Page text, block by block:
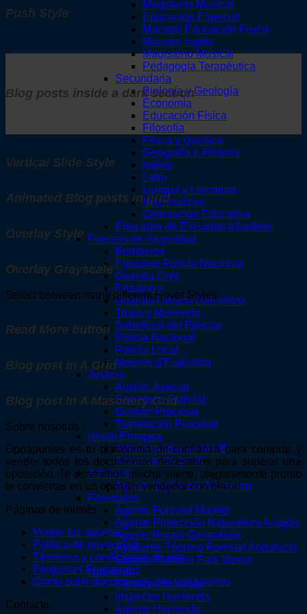
Magisterio Musical
Educación Especial
Maestro Educación Física
Maestro Inglés
Magisterio Musical
Pedagogía Terapéutica
Secundaria
Biología y Geología
Economía
Educación Física
Filosofía
Física y Química
Geografía e Historia
Inglés
Latín
Lengua y Literatura
Matemáticas
Orientación Educativa
Educador de Escuelas Infantiles
Fuerzas de Seguridad
Bomberos
Ejecutivo Policía Nacional
Guardia Civil
Ertzaintza
Guardia Urbana Barcelona
Tropa y Marinería
Suboficial del Ejército
Policía Nacional
Policía Local
Mossos d'Esquadra
Justicia
Auxilio Judicial
Secretario Judicial
Gestión Procesal
Tramitación Procesal
Unión Europea
Administrador de la UE
Asistente de la UE
Aduanas
Agente Vigilancia Aduanera
Forestales
Agente Forestal Madrid
Agente Protección Naturaleza Aragón
Agents Rurals Generalitat
Ayudante Técnico Forestal Andalucía
Guarda Forestal País Vasco
Hacienda
Técnico Hacienda
Inspector Hacienda
Agente Hacienda
Push Style
Blog posts inside a dark section
Vertical Slide Style
Animated Blog posts in grid
Overlay Style
Overlay Grayscale
Select between many different Hover Styles
Read More button
Blog post in A Grid
Blog post in A Masonery Grid
Sobre nosotros
Opoapuntes es tu plataforma de confianza para comprar y
vender todos los documentos necesarios para superar una
oposición. Te deseamos mucha suerte, ¡seguramente pronto
te conviertas en un opositor vendedor con plaza!
Páginas de interés
Vende tus apuntes
Política de privacidad
Términos y condiciones de uso
Preguntas Frecuentes
Cómo subir documentos con variaciones
Contacto